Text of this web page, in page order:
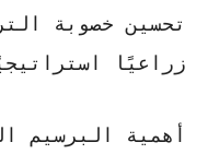
تحسين خصوبة
زراعيًا
أهمية البرسيم